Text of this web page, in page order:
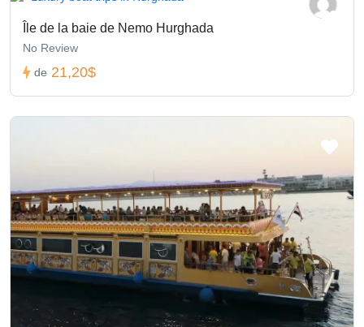
Île de la baie de Nemo Hurghada
No Review
de 21,20$